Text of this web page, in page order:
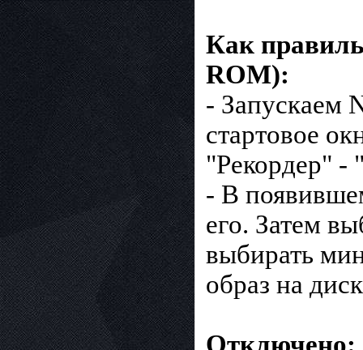
Как
ROM):
- Запускаем
стартовое
"Рекордер" -
- В
его. Затем
выбирать
образ на
Отключено: